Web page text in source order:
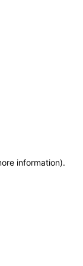
information).